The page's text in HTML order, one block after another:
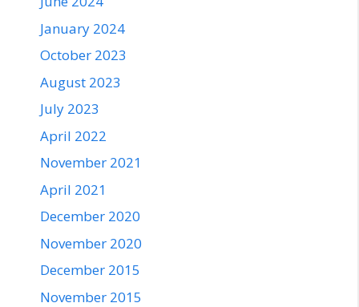
January 2024
October 2023
August 2023
July 2023
April 2022
November 2021
April 2021
December 2020
November 2020
December 2015
November 2015